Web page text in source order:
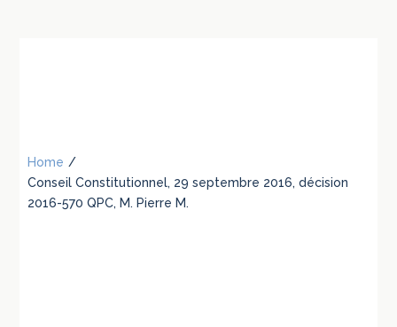
Home /
Conseil Constitutionnel, 29 septembre 2016, décision
2016-570 QPC, M. Pierre M.